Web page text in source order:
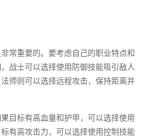
常重要的。要考虑自己的职业特点和
战士可以选择使用防御技能吸引敌人
师则可以选择远程攻击，保持距离并
目标有高血量和护甲，可以选择使用
有高攻击力，可以选择使用控制技能